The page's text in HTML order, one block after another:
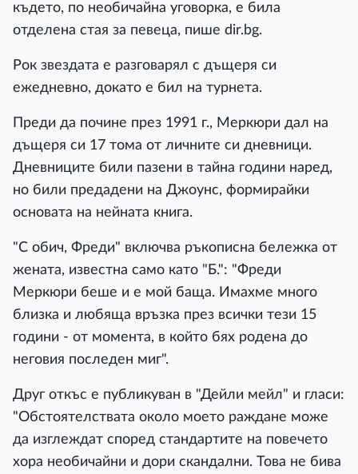
където, по необичайна уговорка, е била
отделена стая за певеца, пише dir.bg.
Рок звездата е разговарял с дъщеря си
ежедневно, докато е бил на турнета.
Преди да почине през 1991 г., Меркюри дал на
дъщеря си 17 тома от личните си дневници.
Дневниците били пазени в тайна години наред,
но били предадени на Джоунс, формирайки
основата на нейната книга.
"С обич, Фреди" включва ръкописна бележка от
жената, известна само като "Б.": "Фреди
Меркюри беше и е мой баща. Имахме много
близка и любяща връзка през всички тези 15
години - от момента, в който бях родена до
неговия последен миг".
Друг откъс е публикуван в "Дейли мейл" и гласи:
"Обстоятелствата около моето раждане може
да изглеждат според стандартите на повечето
хора необичайни и дори скандални. Това не бива